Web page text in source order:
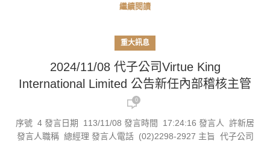
繼續閱讀
重大訊息
2024/11/08 代子公司Virtue King
International Limited 公告新任內部稽核主管
0
序號 4 發言日期 113/11/08 發言時間 17:24:16 發言人 許新居
發言人職稱 總經理 發言人電話 (02)2298-2927 主旨 代子公司